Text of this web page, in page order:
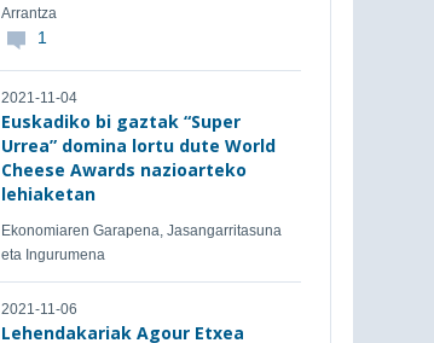
Arrantza
1
2021-11-04
Euskadiko bi gaztak “Super
Urrea” domina lortu dute World
Cheese Awards nazioarteko
lehiaketan
Ekonomiaren Garapena, Jasangarritasuna
eta Ingurumena
2021-11-06
Lehendakariak Agour Etxea